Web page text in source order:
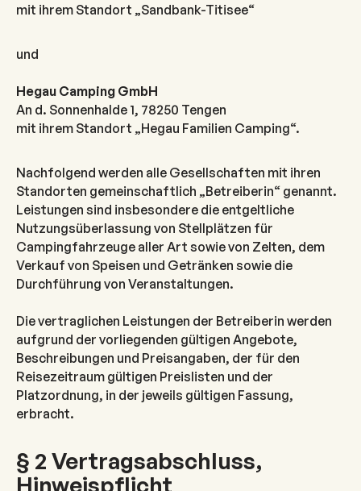
mit ihrem Standort „Sandbank-Titisee“
und
Hegau Camping GmbH
An d. Sonnenhalde 1, 78250 Tengen
mit ihrem Standort „Hegau Familien Camping“.
Nachfolgend werden alle Gesellschaften mit ihren
Standorten gemeinschaftlich „Betreiberin“ genannt.
Leistungen sind insbesondere die entgeltliche
Nutzungsüberlassung von Stellplätzen für
Campingfahrzeuge aller Art sowie von Zelten, dem
Verkauf von Speisen und Getränken sowie die
Durchführung von Veranstaltungen.
Die vertraglichen Leistungen der Betreiberin werden
aufgrund der vorliegenden gültigen Angebote,
Beschreibungen und Preisangaben, der für den
Reisezeitraum gültigen Preislisten und der
Platzordnung, in der jeweils gültigen Fassung,
erbracht.
§ 2 Vertragsabschluss,
Hinweispflicht